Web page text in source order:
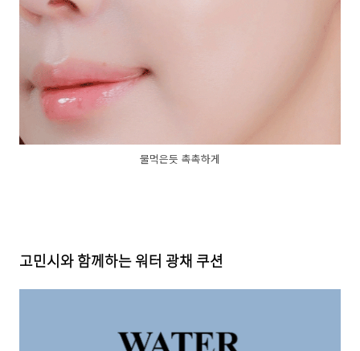
물먹은듯 촉촉하게
고민시와 함께하는 워터 광채 쿠션